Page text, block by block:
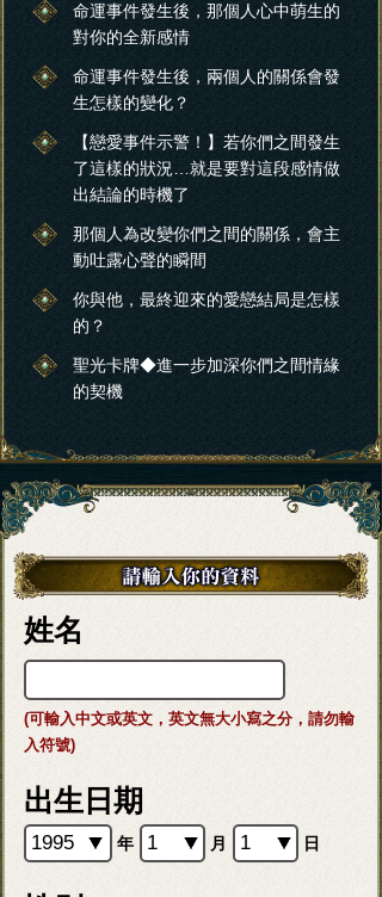
命運事件發生後，那個人心中萌生的
對你的全新感情
命運事件發生後，兩個人的關係會發
生怎樣的變化？
【戀愛事件示警！】若你們之間發生
了這樣的狀況…就是要對這段感情做
出結論的時機了
那個人為改變你們之間的關係，會主
動吐露心聲的瞬間
你與他，最終迎來的愛戀結局是怎樣
的？
聖光卡牌◆進一步加深你們之間情緣
的契機
姓名
(可輸入中文或英文，英文無大小寫之分，請勿輸
入符號)
出生日期
年 月 日